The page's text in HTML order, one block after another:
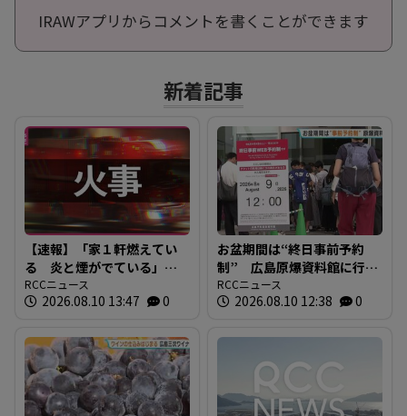
IRAWアプリからコメントを書くことができます
新着記事
【速報】「家１軒燃えてい
る 炎と煙がでている」
広島市安芸区畑賀で火災
現在消火活動中
RCCニュース
2026.08.10 13:47 0
お盆期間は“終日事前予約
制” 広島原爆資料館に行
列 その場でWEB予約 混
雑の緩和へ
RCCニュース
2026.08.10 12:38 0